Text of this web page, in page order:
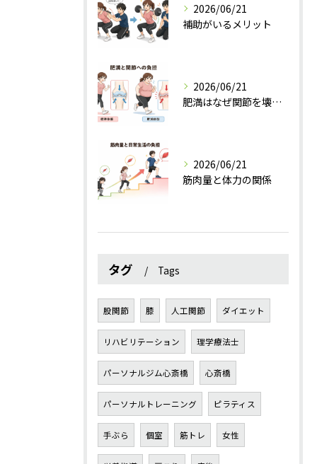
2026/06/21
補助がいるメリット
2026/06/21
肥満はなぜ関節を壊すのか？
2026/06/21
筋肉量と体力の関係
タグ Tags
股関節 膝 人工関節 ダイエット
リハビリテーション 理学療法士
パーソナルジム心斎橋 心斎橋
パーソナルトレーニング ピラティス
手ぶら 個室 筋トレ 女性